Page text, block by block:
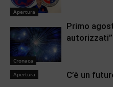
Apertura
Cronaca
Primo
autorizzati”
Apertura C’è un